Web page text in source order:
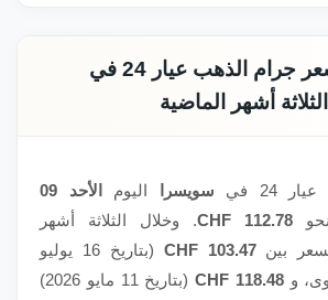
📊 تقرير عن سعر جرام الذهب عيار 24 في
أشهر الماضية
24 في سويسرا اليوم
الأحد 09
112.78 CHF
. وخلال الثلاثة أشهر
بين103.47 CHF
(بتاريخ 16 يوليو
118.48 CHF
(بتاريخ 11 مايو 2026)